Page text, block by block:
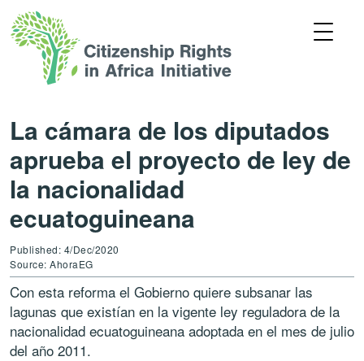
La cámara de los diputados
aprueba el proyecto de ley de
la nacionalidad
ecuatoguineana
Published: 4/Dec/2020
Source: AhoraEG
Con esta reforma el Gobierno quiere subsanar las
lagunas que existían en la vigente ley reguladora de la
nacionalidad ecuatoguineana adoptada en el mes de julio
del año 2011.